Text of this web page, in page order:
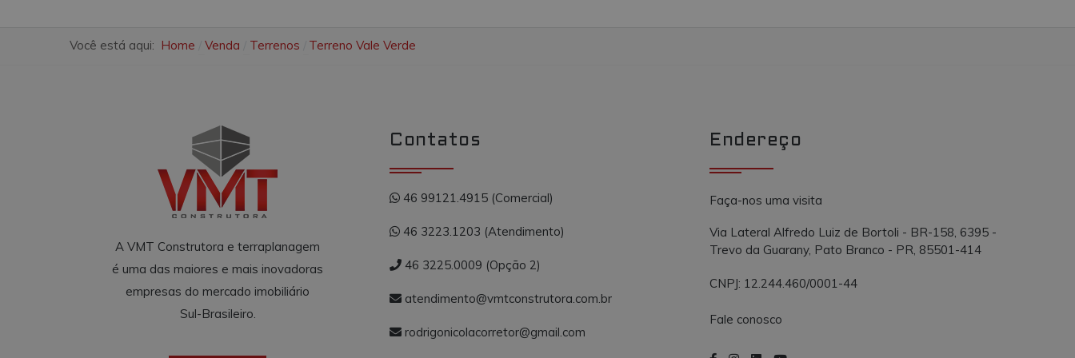
Você está aqui: Home Venda Terrenos Terreno Vale Verde
A VMT Construtora e terraplanagem
é uma das maiores e mais inovadoras
empresas do mercado imobiliário
Sul-Brasileiro.
Contatos
46 99121.4915 (Comercial)
46 3223.1203 (Atendimento)
46 3225.0009 (Opção 2)
atendimento@vmtconstrutora.com.br
rodrigonicolacorretor@gmail.com
Endereço
Faça-nos uma visita
Via Lateral Alfredo Luiz de Bortoli - BR-158, 6395 -
Trevo da Guarany, Pato Branco - PR, 85501-414
CNPJ: 12.244.460/0001-44
Fale conosco